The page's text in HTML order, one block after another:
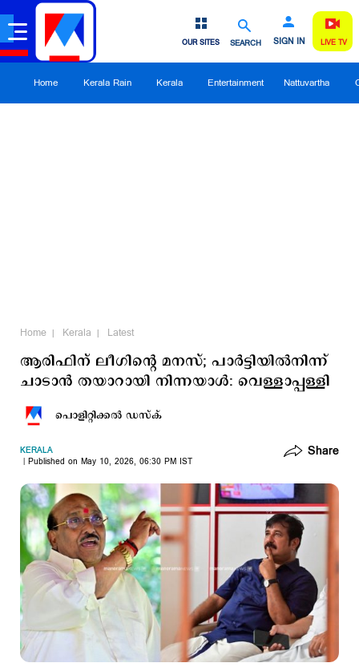
SEARCH SIGN IN
OUR SITES LIVE TV
Home Kerala Rain Kerala Entertainment Nattuvartha
Home Kerala Latest
ആരിഫിന് ലീഗിന്റെ മനസ്; പാര്‍ട്ടിയില്‍നിന്ന്
ചാടാന്‍ തയാറായി നിന്നയാള്‍: വെള്ളാപ്പള്ളി
പൊളിറ്റിക്കല്‍ ഡസ്ക്
KERALA
Published on May 10, 2026, 06:30 PM IST
Share